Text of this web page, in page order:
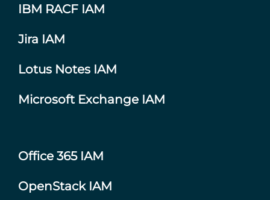
IBM RACF IAM
Jira IAM
Lotus Notes IAM
Microsoft Exchange IAM
Office 365 IAM
OpenStack IAM